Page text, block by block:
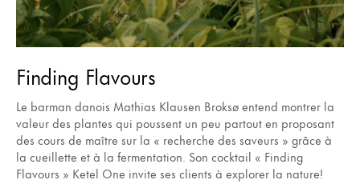
Finding Flavours
Le barman danois Mathias Klausen Broksø entend montrer la
valeur des plantes qui poussent un peu partout en proposant
des cours de maître sur la « recherche des saveurs » grâce à
la cueillette et à la fermentation. Son cocktail « Finding
Flavours » Ketel One invite ses clients à explorer la nature!